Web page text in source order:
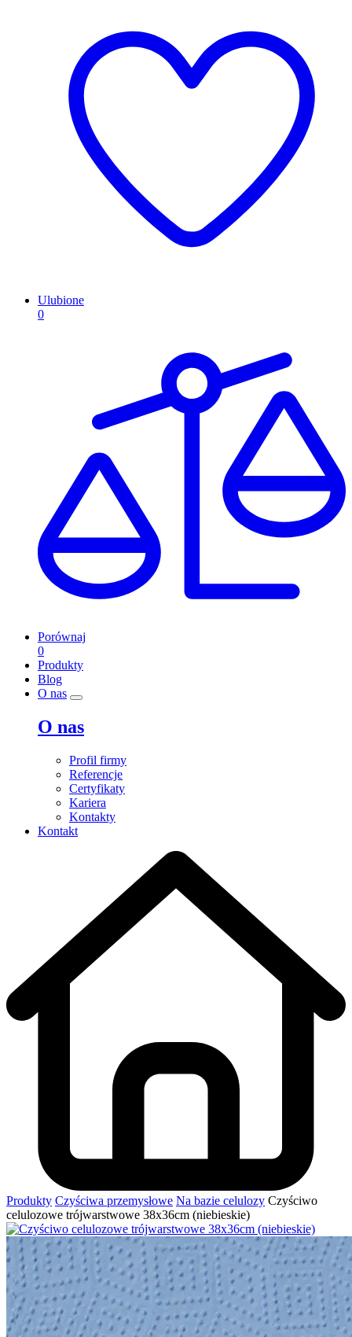
Ulubione
0
Porównaj
0
Produkty
Blog
O nas
O nas
Profil firmy
Referencje
Certyfikaty
Kariera
Kontakty
Kontakt
Produkty Czyściwa przemysłowe Na bazie celulozy Czyściwo
celulozowe trójwarstwowe 38x36cm (niebieskie)